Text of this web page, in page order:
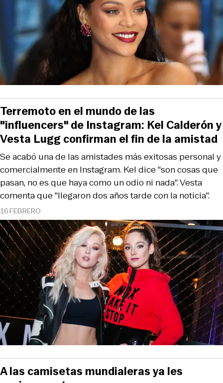
16 FEBRERO
Se acabó una de las amistades más exitosas personal y
comercialmente en Instagram. Kel dice "son cosas que
pasan, no es que haya como un odio ni nada". Vesta
comenta que "llegaron dos años tarde con la noticia".
Terremoto en el mundo de las
"influencers" de Instagram: Kel Calderón y
Vesta Lugg confirman el fin de la amistad
A las camisetas mundialeras ya les